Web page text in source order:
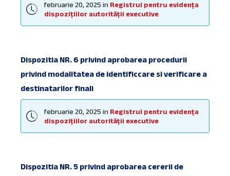
februarie 20, 2025 in Registrul pentru evidența
dispozițiilor autorității executive
Dispozitia NR. 6 privind aprobarea procedurii
privind modalitatea de identificcare si verificare a
destinatarilor finali
februarie 20, 2025 in Registrul pentru evidența
dispozițiilor autorității executive
Dispozitia NR. 5 privind aprobarea cererii de